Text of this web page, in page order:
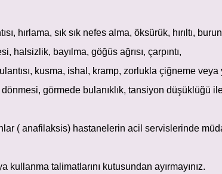
hırlama, sık sık nefes alma, öksürük, hırıltı,
halsizlik, bayılma, göğüs ağrısı, çarpıntı,
kusma, ishal, kramp, zorlukla çiğneme veya
dönmesi, görmede bulanıklık, tansiyon düşüklüğü
( anafilaksis) hastanelerin acil servislerinde
talimatlarını kutusundan ayırmayınız.